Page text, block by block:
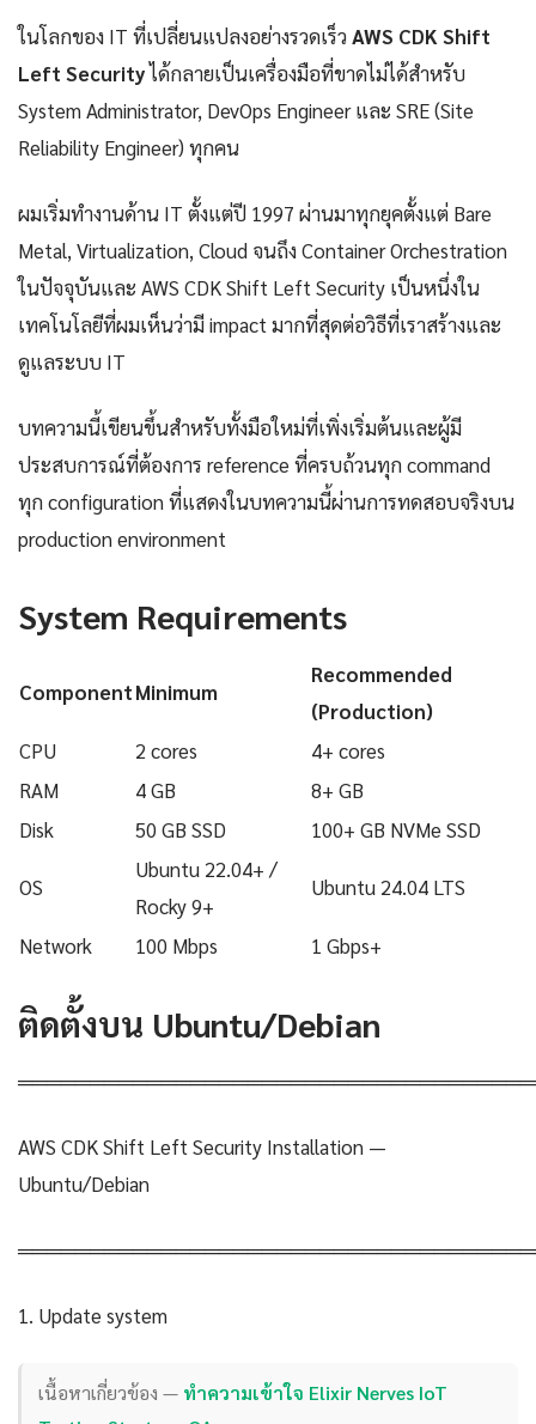
ในโลกของ IT ที่เปลี่ยนแปลงอย่างรวดเร็วAWS CDK Shift
Left Securityได้กลายเป็นเครื่องมือที่ขาดไม่ได้สำหรับ
System Administrator, DevOps Engineer และ SRE (Site
Reliability Engineer) ทุกคน
ผมเริ่มทำงานด้าน IT ตั้งแต่ปี 1997 ผ่านมาทุกยุคตั้งแต่ Bare
Metal, Virtualization, Cloud จนถึง Container Orchestration
ในปัจจุบันและ AWS CDK Shift Left Security เป็นหนึ่งใน
เทคโนโลยีที่ผมเห็นว่ามี impact มากที่สุดต่อวิธีที่เราสร้างและ
ดูแลระบบ IT
บทความนี้เขียนขึ้นสำหรับทั้งมือใหม่ที่เพิ่งเริ่มต้นและผู้มี
ประสบการณ์ที่ต้องการ reference ที่ครบถ้วนทุก command
ทุก configuration ที่แสดงในบทความนี้ผ่านการทดสอบจริงบน
production environment
System Requirements
ComponentMinimum
Recommended
(Production)
CPU
2 cores
4+ cores
RAM
4 GB
8+ GB
Disk
50 GB SSD 100+ GB NVMe SSD
OS
Ubuntu 22.04+ /
Rocky 9+
Ubuntu 24.04 LTS
Network 100 Mbps 1 Gbps+
ติดตั้งบน Ubuntu/Debian
AWS CDK Shift Left Security Installation —
Ubuntu/Debian
1. Update system
เนื้อหาเกี่ยวข้อง — ทำความเข้าใจ Elixir Nerves IoT